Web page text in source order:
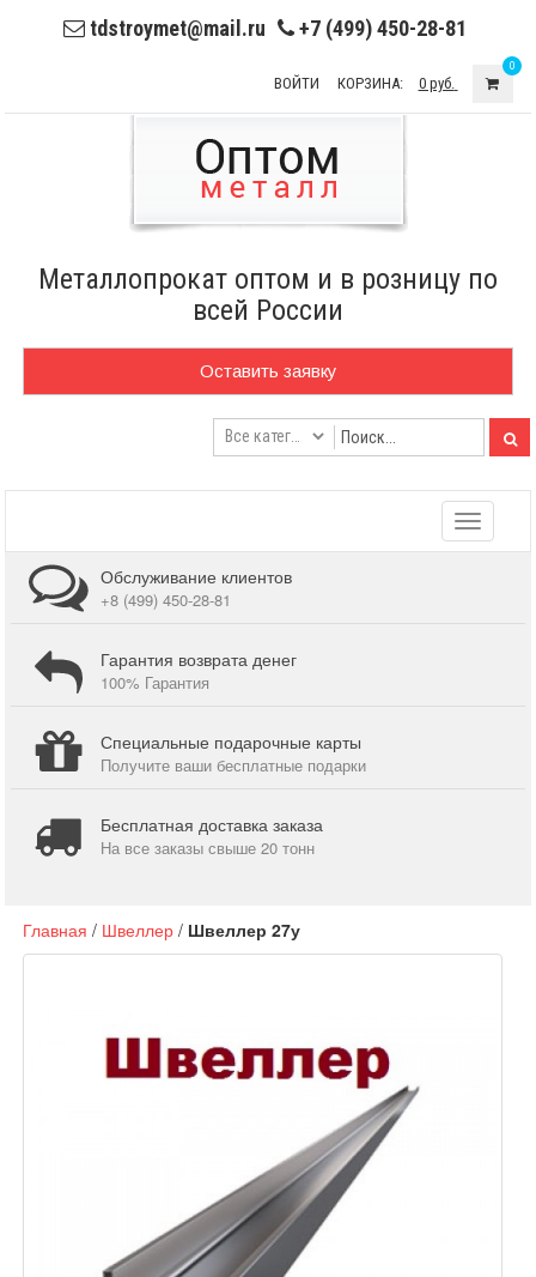
tdstroymet@mail.ru +7 (499) 450-28-81
ВОЙТИ КОРЗИНА: 0 руб.
0
Металлопрокат оптом и в розницу по
всей России
Оставить заявку
Toggle
Обслуживание клиентов
+8 (499) 450-28-81
Гарантия возврата денег
100% Гарантия
Специальные подарочные карты
Получите ваши бесплатные подарки
Бесплатная доставка заказа
На все заказы свыше 20 тонн
Главная / Швеллер / Швеллер 27у